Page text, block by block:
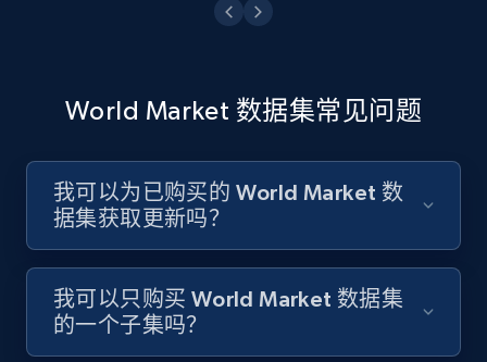
World Market 数据集常见问题
我可以为已购买的 World Market 数
据集获取更新吗？
我可以只购买 World Market 数据集
的一个子集吗？